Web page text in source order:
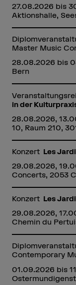
27.08.2026 bis
Aktionshalle,
Master Music
28.08.2026 bis
Bern
in der
28.08.2026,
10, Raum 210,
Konzert Les
29.08.2026,
Concerts, 2053
Konzert Les
29.08.2026,
Chemin du
Contemporary
01.09.2026 bis